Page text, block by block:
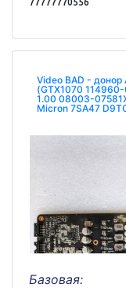
Video BAD - донор
(GTX1070
1.00 08003-
Micron 7SA47
Базовая: